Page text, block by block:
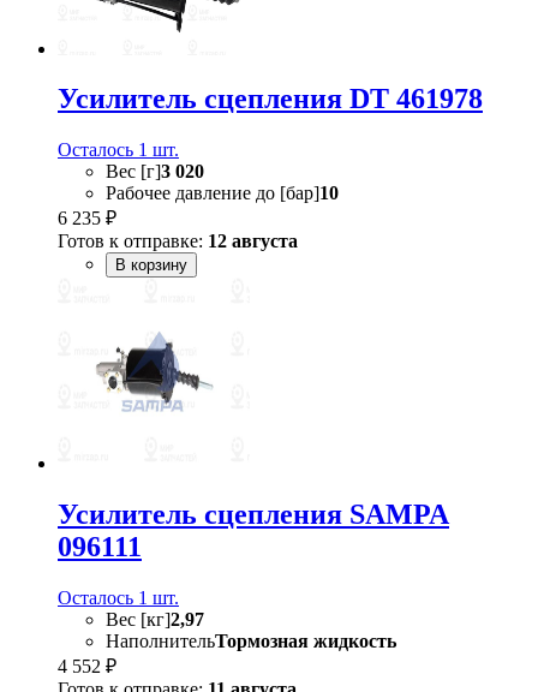
Усилитель сцепления DT 461978
Осталось 1 шт.
Вес [г]3 020
Рабочее давление до [бар]10
6 235 ₽
Готов к отправке: 12 августа
В корзину
Усилитель сцепления SAMPA
096111
Осталось 1 шт.
Вес [кг]2,97
НаполнительТормозная жидкость
4 552 ₽